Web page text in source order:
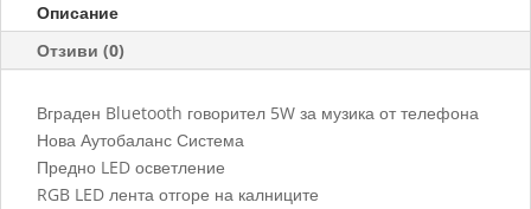
Описание
Отзиви (0)
Вграден Bluetooth говорител 5W за музика от телефона
Нова Аутобаланс Система
Предно LED осветление
RGB LED лента отгоре на калниците